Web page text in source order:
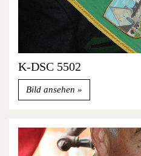
K-DSC 5502
Bild ansehen